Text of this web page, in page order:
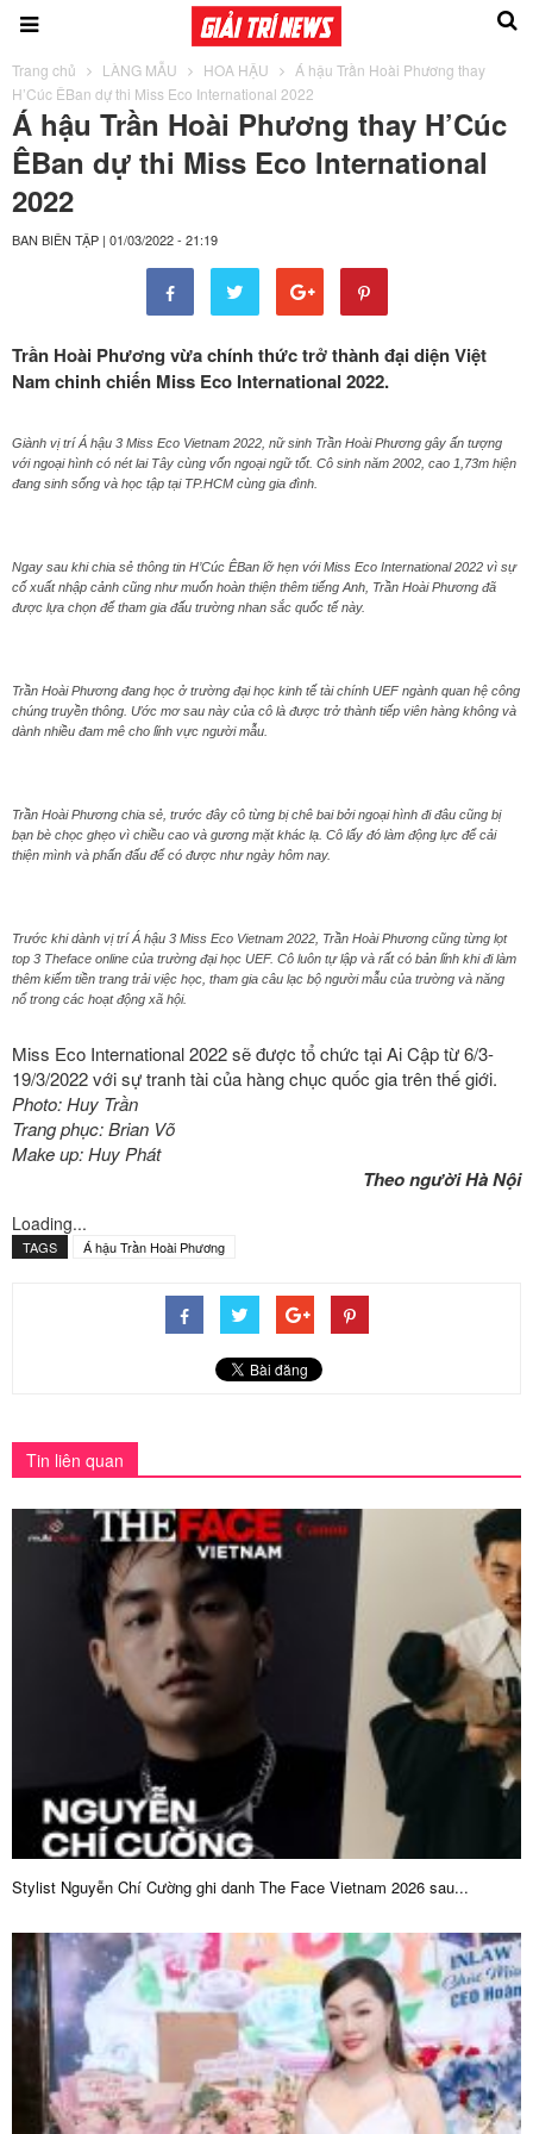
Trang chủ LÀNG MẪU HOA HẬU
Á hậu Trần Hoài Phương thay
H’Cúc ÊBan dự thi Miss Eco International 2022
Á hậu Trần Hoài Phương thay H’Cúc
ÊBan dự thi Miss Eco International
2022
BAN BIÊN TẬP | 01/03/2022 - 21:19
Trần Hoài Phương vừa chính thức trở thành đại diện Việt
Nam chinh chiến Miss Eco International 2022.
Giành vị trí Á hậu 3 Miss Eco Vietnam 2022, nữ sinh Trần Hoài Phương gây ấn tượng
với ngoại hình có nét lai Tây cùng vốn ngoại ngữ tốt. Cô sinh năm 2002, cao 1,73m hiện
đang sinh sống và học tập tại TP.HCM cùng gia đình.
Ngay sau khi chia sẻ thông tin H’Cúc ÊBan lỡ hẹn với Miss Eco International 2022 vì sự
cố xuất nhập cảnh cũng như muốn hoàn thiện thêm tiếng Anh, Trần Hoài Phương đã
được lựa chọn để tham gia đấu trường nhan sắc quốc tế này.
Trần Hoài Phương đang học ở trường đại học kinh tế tài chính UEF ngành quan hệ công
chúng truyền thông. Ước mơ sau này của cô là được trở thành tiếp viên hàng không và
dành nhiều đam mê cho lĩnh vực người mẫu.
Trần Hoài Phương chia sẻ, trước đây cô từng bị chê bai bởi ngoại hình đi đâu cũng bị
bạn bè chọc ghẹo vì chiều cao và gương mặt khác lạ. Cô lấy đó làm động lực để cải
thiện mình và phấn đấu để có được như ngày hôm nay.
Trước khi dành vị trí Á hậu 3 Miss Eco Vietnam 2022, Trần Hoài Phương cũng từng lọt
top 3 Theface online của trường đại học UEF. Cô luôn tự lập và rất có bản lĩnh khi đi làm
thêm kiếm tiền trang trải việc học, tham gia câu lạc bộ người mẫu của trường và năng
nổ trong các hoạt động xã hội.
Miss Eco International 2022 sẽ được tổ chức tại Ai Cập từ 6/3-
19/3/2022 với sự tranh tài của hàng chục quốc gia trên thế giới.
Photo: Huy Trần
Trang phục: Brian Võ
Make up: Huy Phát
Theo người Hà Nội
Loading...
TAGS Á hậu Trần Hoài Phương
Tin liên quan
Stylist Nguyễn Chí Cường ghi danh The Face Vietnam 2026 sau...